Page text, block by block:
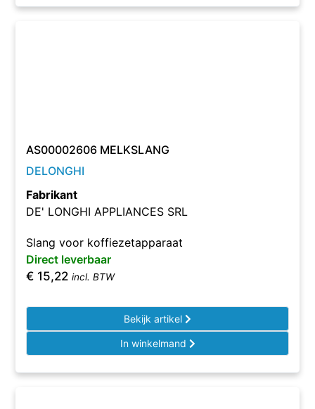
AS00002606 MELKSLANG
DELONGHI
Fabrikant
DE' LONGHI APPLIANCES SRL
Slang voor koffiezetapparaat
Direct leverbaar
€ 15,22 incl. BTW
Bekijk artikel
In winkelmand